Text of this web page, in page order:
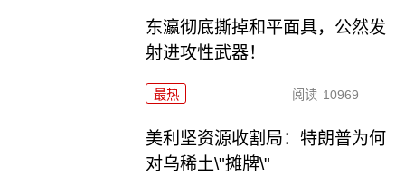
东瀛彻底撕掉和平面具，公然发
射进攻性武器！
最热 阅读 10969
美利坚资源收割局：特朗普为何
对乌稀土\"摊牌\"